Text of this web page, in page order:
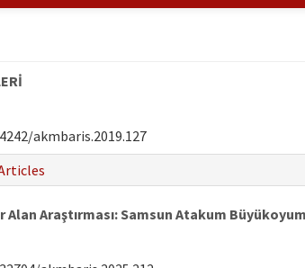
akmbaris.2019.127
Alan Araştırması: Samsun Atakum